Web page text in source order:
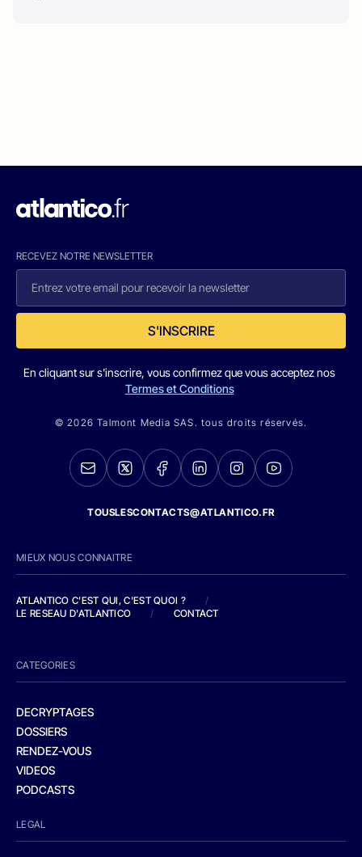
RECEVEZ NOTRE NEWSLETTER
S'INSCRIRE
En cliquant sur s'inscrire, vous confirmez que vous acceptez nos
Termes et Conditions
© 2026 Talmont Media SAS. tous droits réservés.
TOUSLESCONTACTS@ATLANTICO.FR
MIEUX NOUS CONNAITRE
ATLANTICO C'EST QUI, C'EST QUOI ?
/
LE RESEAU D'ATLANTICO
/ CONTACT
CATEGORIES
DECRYPTAGES
DOSSIERS
RENDEZ-VOUS
VIDEOS
PODCASTS
LEGAL